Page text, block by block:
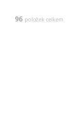
96 položek celkem